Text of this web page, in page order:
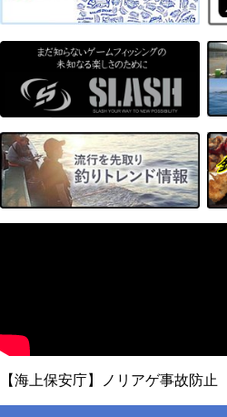
【海上保安庁】ノリアゲ事故防止